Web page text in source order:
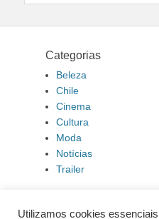
Categorias
Beleza
Chile
Cinema
Cultura
Moda
Notícias
Trailer
Utilizamos cookies